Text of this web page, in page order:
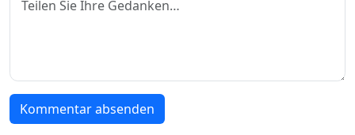
Kommentar absenden